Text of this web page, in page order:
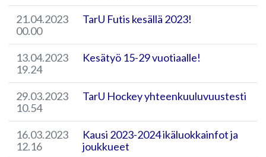
21.04.2023
00.00
TarU Futis kesällä 2023!
13.04.2023
19.24
Kesätyö 15-29 vuotiaalle!
29.03.2023
10.54
TarU Hockey yhteenkuuluvuustesti
16.03.2023
12.16
Kausi 2023-2024 ikäluokkainfot ja
joukkueet